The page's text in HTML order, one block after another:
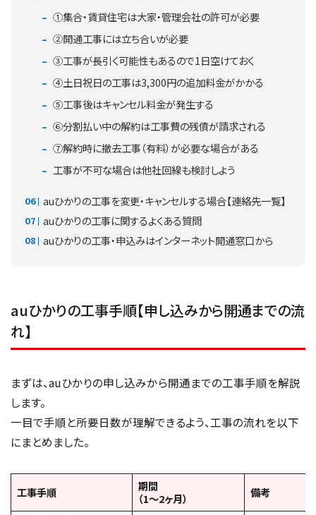
①集合・賃貸住宅は大家・管理会社の許可が必要
②開通工事には立ち合いが必要
③工事が長引く可能性もあるので1日空けておく
④土日祝日の工事は3,300円の追加料金がかかる
⑤工事後はキャンセル料金が発生する
➅分割払い中の解約は工事費の残債が請求される
⑦解約時に撤去工事（有料）が必要な場合がある
工事が不可な場合は他社回線も検討しよう
auひかりの工事を変更・キャンセルする場合【連絡先一覧】
auひかりの工事に関するよくある質問
auひかりの工事・申込みはインターネット開通窓口から
auひかりの工事手順【申し込みから開通までの流
れ】
まずは、auひかりの申し込みから開通までの工事手順を解説
します。
一目で手順と所要日数が理解できるよう、工事の流れを以下
にまとめました。
工事手順
期間
（1〜2ヶ月）
備考